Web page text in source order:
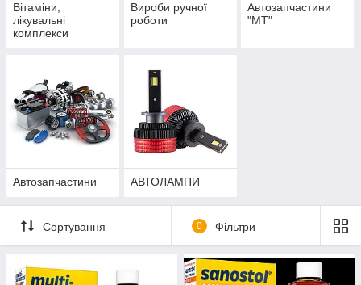
Вітаміни,
лікувальні
комплекси
Вироби ручної
роботи
Автозапчастини
"МТ"
Автозапчастини АВТОЛАМПИ
Сортування 0 Фільтри